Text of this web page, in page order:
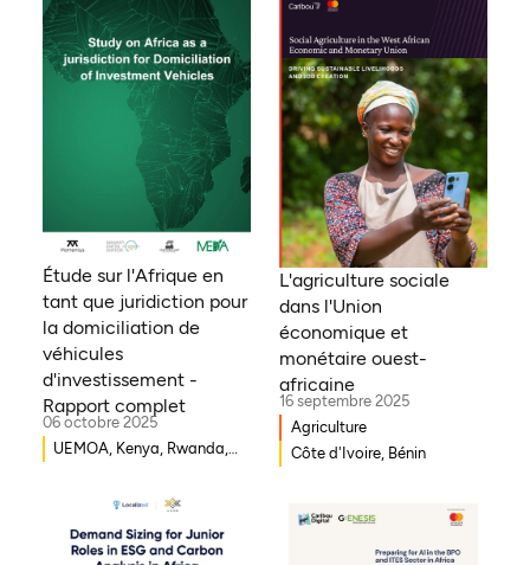
Étude sur l'Afrique en
tant que juridiction pour
la domiciliation de
véhicules
d'investissement -
Rapport complet
06 octobre 2025
UEMOA, Kenya, Rwanda,
Bissau, Djibouti,
Mozambique, Égypte,
Bénin, Ghana, Sénégal,
L'agriculture sociale
dans l'Union
économique et
monétaire ouest-
africaine
16 septembre 2025
Agriculture
Côte d'Ivoire, Bénin